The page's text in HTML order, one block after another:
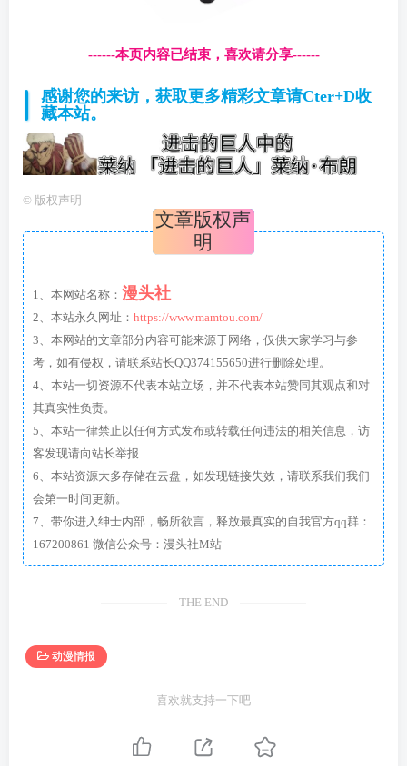
------本页内容已结束，喜欢请分享------
感谢您的来访，获取更多精彩文章请Cter+D收
藏本站。
© 版权声明
文章版权声
明
1、本网站名称： 漫头社
2、本站永久网址： https://www.mamtou.com/
3、本网站的文章部分内容可能来源于网络，仅供大家学习与参
考，如有侵权，请联系站长QQ374155650进行删除处理。
4、本站一切资源不代表本站立场，并不代表本站赞同其观点和对
其真实性负责。
5、本站一律禁止以任何方式发布或转载任何违法的相关信息，访
客发现请向站长举报
6、本站资源大多存储在云盘，如发现链接失效，请联系我们我们
会第一时间更新。
7、带你进入绅士内部，畅所欲言，释放最真实的自我官方qq群：
167200861 微信公众号：漫头社M站
THE END
动漫情报
喜欢就支持一下吧